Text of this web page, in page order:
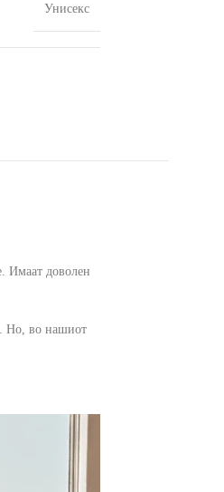
Унисекс
Имаат доволен
Но, во нашиот